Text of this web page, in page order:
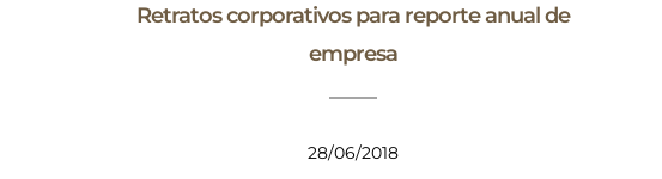
Retratos corporativos para reporte anual de
empresa
28/06/2018